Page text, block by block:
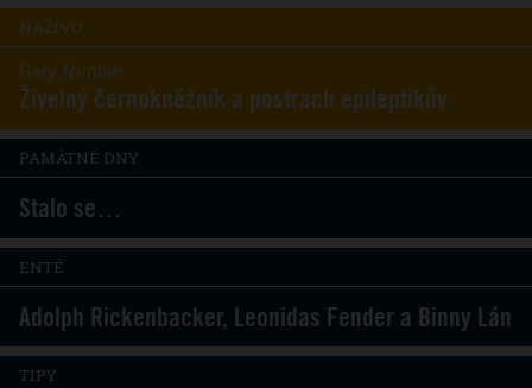
NAŽIVO
Gary Numan
Živelný černokněžník a postrach epileptikův
PAMÁTNÉ DNY
Stalo se…
ENTÉ
Adolph Rickenbacker, Leonidas Fender a Binny Lán
TIPY